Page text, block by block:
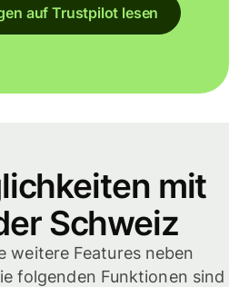
auf Trustpilot lesen
mit
Schweiz
weitere Features neben
folgenden Funktionen sind